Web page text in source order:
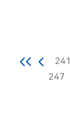
241
247